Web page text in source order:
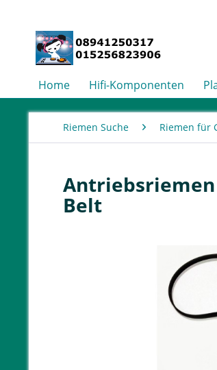
Home Hifi-Komponenten
Riemen Suche Riemen für
Antriebsriemen
Belt